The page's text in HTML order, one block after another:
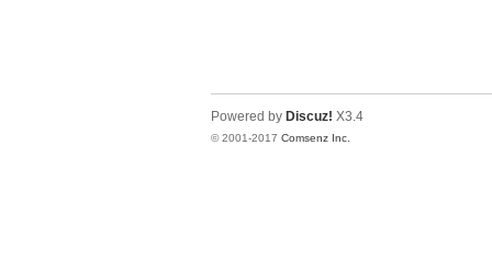
Powered by Discuz! X3.4
© 2001-2017 Comsenz Inc.